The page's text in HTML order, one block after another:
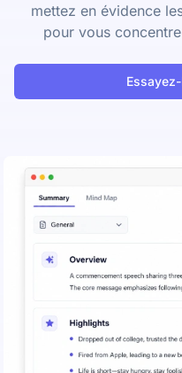
mettez en évidence
pour vous